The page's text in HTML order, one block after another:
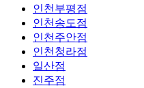
인천부평점
인천송도점
인천주안점
인천청라점
일산점
진주점